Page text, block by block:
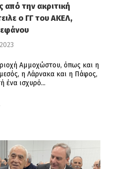
από την ακριτική
ο ΓΓ του ΑΚΕΛ,
Αμμοχώστου, όπως και η
η Λάρνακα και η Πάφος,
ένα ισχυρό